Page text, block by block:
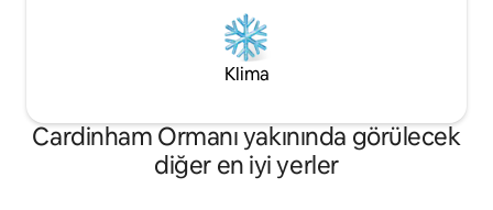
Klima
Cardinham Ormanı yakınında görülecek
diğer en iyi yerler